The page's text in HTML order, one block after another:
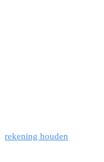
rekening houden